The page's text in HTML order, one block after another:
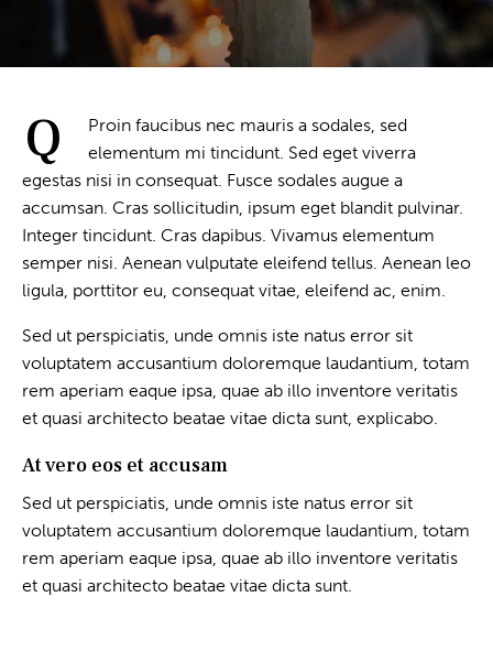
Q
Proin faucibus nec mauris a sodales, sed
elementum mi tincidunt. Sed eget viverra
egestas nisi in consequat. Fusce sodales augue a
accumsan. Cras sollicitudin, ipsum eget blandit pulvinar.
Integer tincidunt. Cras dapibus. Vivamus elementum
semper nisi. Aenean vulputate eleifend tellus. Aenean leo
ligula, porttitor eu, consequat vitae, eleifend ac, enim.
Sed ut perspiciatis, unde omnis iste natus error sit
voluptatem accusantium doloremque laudantium, totam
rem aperiam eaque ipsa, quae ab illo inventore veritatis
et quasi architecto beatae vitae dicta sunt, explicabo.
At vero eos et accusam
Sed ut perspiciatis, unde omnis iste natus error sit
voluptatem accusantium doloremque laudantium, totam
rem aperiam eaque ipsa, quae ab illo inventore veritatis
et quasi architecto beatae vitae dicta sunt.